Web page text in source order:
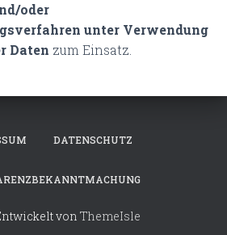
oder
unter Verwendung
Daten zum Einsatz.
DATENSCHUTZ
von ThemeIsle